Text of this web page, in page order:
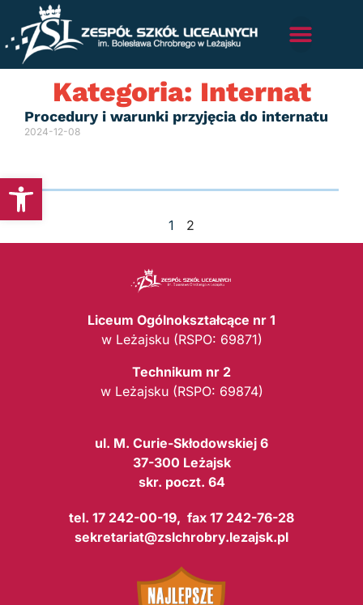
Otwórz pasek narzędzi
Kategoria: Internat
Procedury i warunki przyjęcia do internatu
2024-12-08
1 2
Liceum Ogólnokształcące nr 1
w Leżajsku (RSPO: 69871)
Technikum nr 2
w Leżajsku (RSPO: 69874)
ul. M. Curie-Skłodowskiej 6
37-300 Leżajsk
skr. poczt. 64
tel. 17 242-00-19, fax 17 242-76-28
sekretariat@zslchrobry.lezajsk.pl